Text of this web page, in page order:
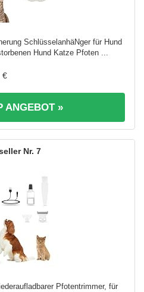
SchlüsselanhäNger für Hund
Hund Katze Pfoten ...
€
ANGEBOT »
7
Pfotentrimmer, für